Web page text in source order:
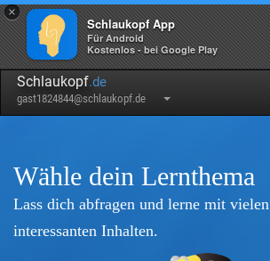
×
Schlaukopf App
Für Android
Kostenlos - bei Google Play
Schlaukopf.de
gast1824844@schlaukopf.de
Wähle dein Lernthema
Lass dich abfragen und lerne mit vielen
interessanten Inhalten.